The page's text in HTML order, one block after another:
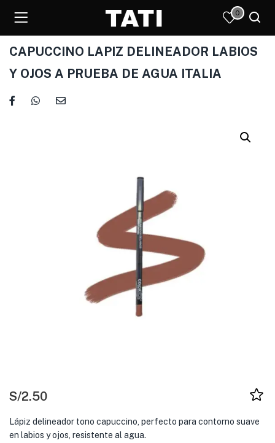
0
CAPUCCINO LAPIZ DELINEADOR LABIOS
Y OJOS A PRUEBA DE AGUA ITALIA
S/2.50
Lápiz delineador tono capuccino, perfecto para contorno suave
en labios y ojos, resistente al agua.